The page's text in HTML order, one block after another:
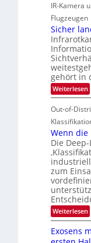
M
e
s
u
n
d
M
a
n
t
i
S
p
e
c
t
r
a
l
i
c
h
k
e
i
t
e
n
d
e
r
i
n
V
I
S
I
T
e
c
h
T
a
l
k
s
u
i
d
e
d
T
o
u
r
e
u
f
e
r
V
I
S
I
IR-Kamera
Flugzeugen
Sicher
gehört in
Weiterlesen:
S
c
h
r
l
a
d
e
n
Out-of-
Wenn die
Die
zum
Weiterlesen:
n
Exosens